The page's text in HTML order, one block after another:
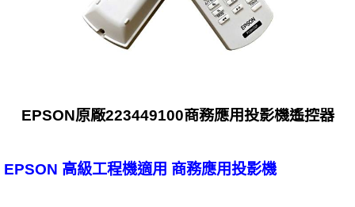
EPSON原廠223449100商務應用投影機遙控器
EPSON 高級工程機適用 商務應用投影機